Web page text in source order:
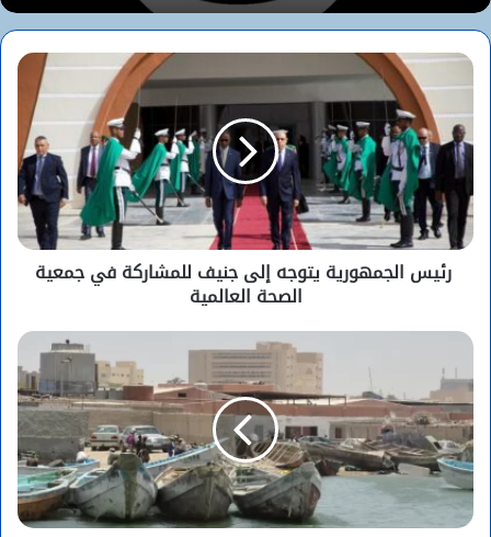
رئيس الجمهورية يتوجه إلى جنيف للمشاركة في جمعية
الصحة العالمية